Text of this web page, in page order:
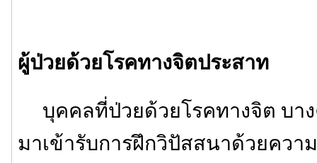
ผู้ป่วยด้วยโรคทางจิตประสาท
บุคคลที่ป่วยด้วยโรคทางจิต บาง
มาเข้ารับการฝึกวิปัสสนาด้วยควา